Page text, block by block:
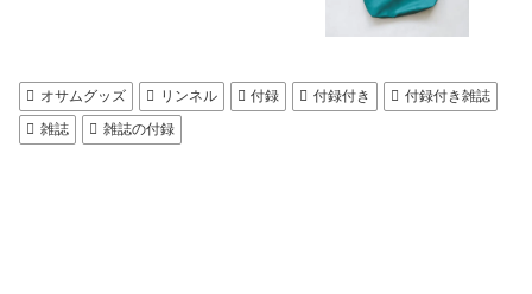
オサムグッズ リンネル 付録 付録付き
付録付き雑誌
雑誌
雑誌の付録